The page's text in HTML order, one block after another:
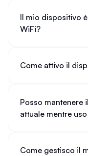
Il mio dispositivo
WiFi?
Come attivo il
Posso mantenere
attuale mentre
Come gestisco il